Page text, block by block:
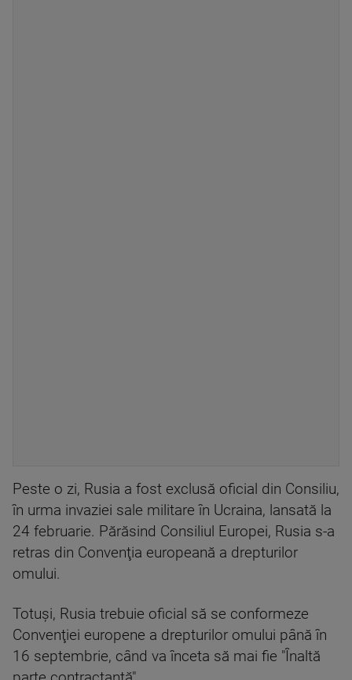
Peste o zi, Rusia a fost exclusă oficial din Consiliu,
în urma invaziei sale militare în Ucraina, lansată la
24 februarie. Părăsind Consiliul Europei, Rusia s-a
retras din Convenţia europeană a drepturilor
omului.
Totuşi, Rusia trebuie oficial să se conformeze
Convenţiei europene a drepturilor omului până în
16 septembrie, când va înceta să mai fie "Înaltă